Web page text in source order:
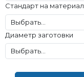
Стандарт на материал
Диаметр заготовки